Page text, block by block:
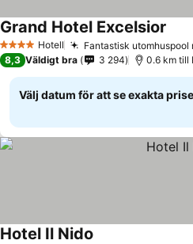
4 StjärnorHotell Fantastisk utomhuspool
Grand Hotel Excelsior
8,3 Väldigt bra 3 294 0.6 km till
Välj datum för att se exakta
Hotel Il Nido